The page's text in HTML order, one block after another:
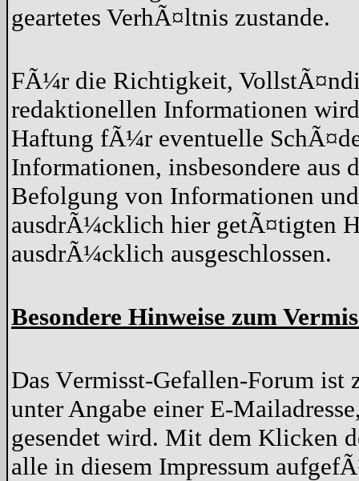
geartetes VerhÃ¤ltnis zustande.
FÃ¼r die Richtigkeit,
redaktionellen Informationen
Haftung fÃ¼r eventuelle
Informationen, insbesondere aus
Befolgung von Informationen
ausdrÃ¼cklich hier getÃ¤tigten
ausdrÃ¼cklich ausgeschlossen.
Besondere Hinweise zum
Das Vermisst-Gefallen-Forum
unter Angabe einer E-
gesendet wird. Mit dem Klicken
alle in diesem Impressum